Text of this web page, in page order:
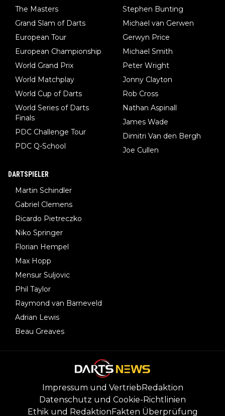
The Masters
Grand Slam of Darts
European Tour
European Championship
World Grand Prix
World Matchplay
World Cup of Darts
World Series of Darts
Finals
PDC Challenge Tour
PDC Q-School
Stephen Bunting
Michael van Gerwen
Gerwyn Price
Michael Smith
Peter Wright
Jonny Clayton
Rob Cross
Nathan Aspinall
James Wade
Dimitri Van den Bergh
Joe Cullen
DARTSPIELER
Martin Schindler
Gabriel Clemens
Ricardo Pietreczko
Niko Springer
Florian Hempel
Max Hopp
Mensur Suljovic
Phil Taylor
Raymond van Barneveld
Adrian Lewis
Beau Greaves
Impressum und Vertrieb Redaktion
Datenschutz und Cookie-Richtlinien
Ethik und Redaktion Fakten Überprüfung